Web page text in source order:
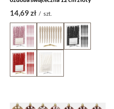
14,69 zł / szt.